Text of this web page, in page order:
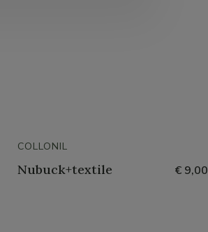
COLLONIL
Nubuck+textile € 9,00